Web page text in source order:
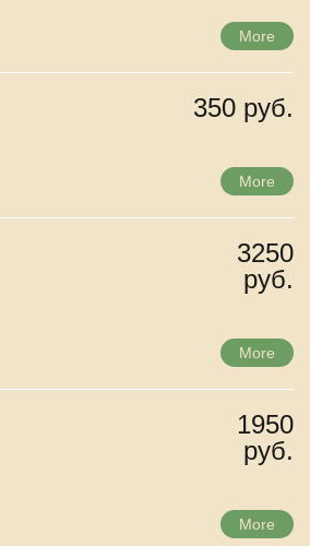
More
350 руб.
More
3250
руб.
More
1950
руб.
More